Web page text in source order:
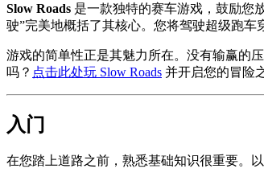
Slow Roads 是一款独特的赛车游戏，鼓励您
驶”完美地概括了其核心。您将驾驶超级跑车
游戏的简单性正是其魅力所在。没有输赢的
吗？ 点击此处玩 Slow Roads 并开启您的冒险
入门
在您踏上道路之前，熟悉基础知识很重要。